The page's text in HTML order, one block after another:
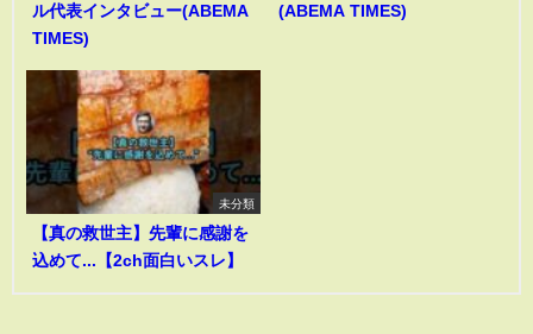
ル代表インタビュー(ABEMA
TIMES)
(ABEMA TIMES)
未分類
【真の救世主】先輩に感謝を
込めて...【2ch面白いスレ】